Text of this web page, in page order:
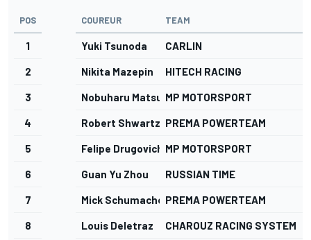
POS COUREUR TEAM
1 Yuki Tsunoda CARLIN
2 Nikita Mazepin HITECH RACING
3 Nobuharu MatsushitaMP MOTORSPORT
4 Robert ShwartzmanPREMA POWERTEAM
5 Felipe Drugovich MP MOTORSPORT
6 Guan Yu Zhou RUSSIAN TIME
7 Mick SchumacherPREMA POWERTEAM
8 Louis Deletraz CHAROUZ RACING SYSTEM